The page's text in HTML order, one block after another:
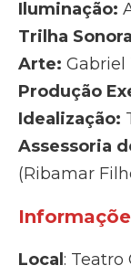
Iluminação:
Trilha
Arte:
Produção
Idealização:
Assessoria
(Ribamar
Local: